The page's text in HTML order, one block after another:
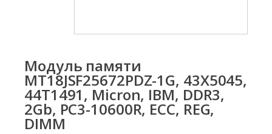
Модуль памяти
MT18JSF25672PDZ-1G, 43X5045,
44T1491, Micron, IBM, DDR3,
2Gb, PC3-10600R, ECC, REG,
DIMM